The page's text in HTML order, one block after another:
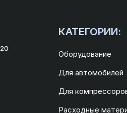
КАТЕГОРИИ:
Оборудование
Для автомобилей
Для
Расходные